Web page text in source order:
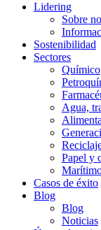
Lidering
Sobre
Sostenibilidad
Sectores
Químico
Agua,
Papel y
Casos de éxito
Blog
Blog
Noticias